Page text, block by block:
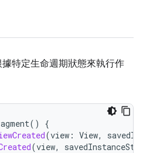
特定生命週期狀態來執行作
()
{
(view : View,
(view,